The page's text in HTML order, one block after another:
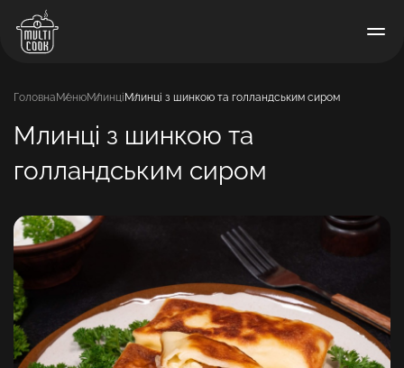
Головна МенюМлинці Млинці з шинкою та голландським сиром
Млинці з шинкою та
голландським сиром